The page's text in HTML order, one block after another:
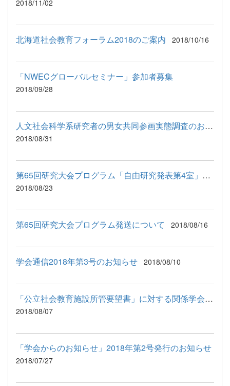
2018/11/02
北海道社会教育フォーラム2018のご案内 2018/10/16
「NWECグローバルセミナー」参加者募集
2018/09/28
人文社会科学系研究者の男女共同参画実態調査のお願い（リマインド）
2018/08/31
第65回研究大会プログラム「自由研究発表第4室」変更について
2018/08/23
第65回研究大会プログラム発送について 2018/08/16
学会通信2018年第3号のお知らせ 2018/08/10
「公立社会教育施設所管要望書」に対する関係学会からの賛同について
2018/08/07
「学会からのお知らせ」2018年第2号発行のお知らせ
2018/07/27